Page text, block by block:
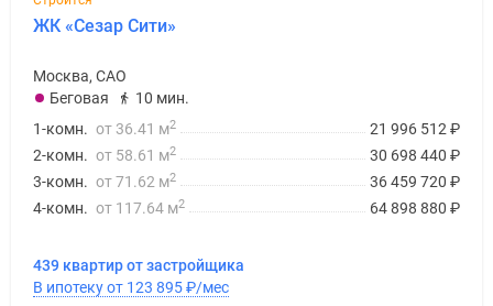
поселки
водоема
Коттеджные
поселки
ипотеку
Бизнес-
Коттеджи
Скидки
ЖК «Сезар Сити»
Москва, САО
Беговая
10 мин.
21 996 512 ₽
1-комн. от 36.41 м2
30 698 440 ₽
2-комн. от 58.61 м2
36 459 720 ₽
3-комн. от 71.62 м2
64 898 880 ₽
4-комн. от 117.64 м2
439 квартир от застройщика
В ипотеку от 123 895₽/мес